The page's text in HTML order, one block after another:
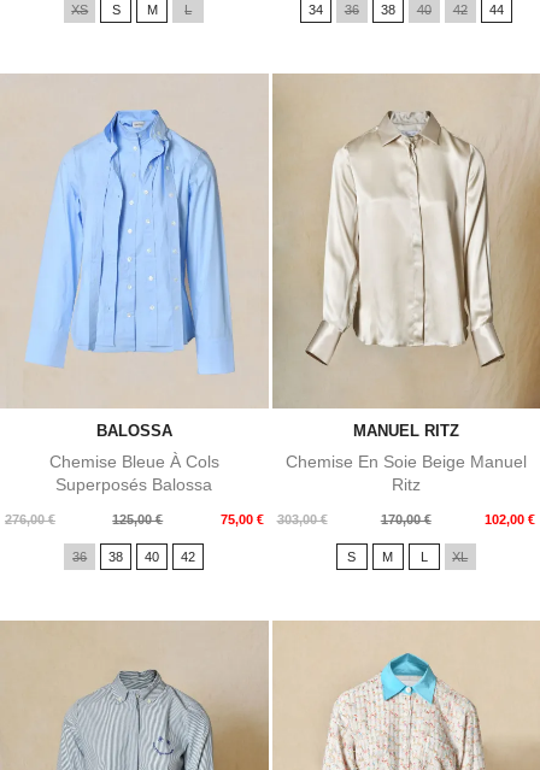
XS S M L
base
34 36 38 40 42 44
BALOSSA
Chemise Bleue À Cols
Superposés Balossa
276,00 €
Prix
125,00 € 75,00 €
Prix
36 38 40 42
MANUEL RITZ
Chemise En Soie Beige Manuel
Ritz
303,00 €
Prix
170,00 € 102,00 €
Prix
S M XL